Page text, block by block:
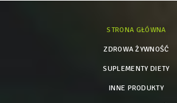
STRONA GŁÓWNA
ZDROWA ŻYWNOŚĆ
SUPLEMENTY DIETY
INNE PRODUKTY